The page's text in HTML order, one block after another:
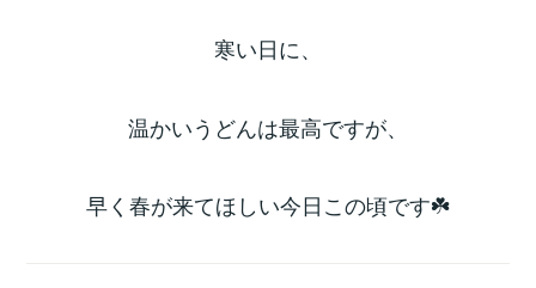
寒い日に、
温かいうどんは最高ですが、
早く春が来てほしい今日この頃です☘️